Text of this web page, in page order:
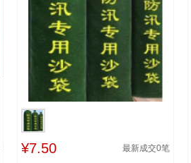
¥7.50 最新成交0笔